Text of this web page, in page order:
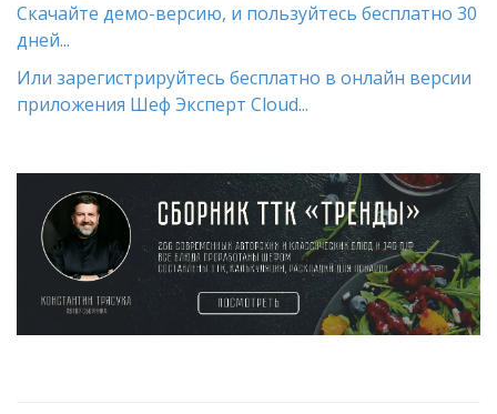
Скачайте демо-версию, и пользуйтесь бесплатно 30
дней...
Или зарегистрируйтесь бесплатно в онлайн версии
приложения Шеф Эксперт Cloud...